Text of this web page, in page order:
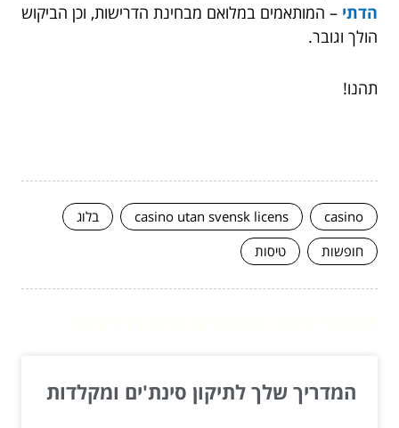
הדתי – המותאמים במלואם מבחינת הדרישות, וכן הביקוש
הולך וגובר.
תהנו!
casino
casino utan svensk licens
בלוג
חופשות
טיסות
המדריך שלך לתיקון סינת'ים ומקלדות